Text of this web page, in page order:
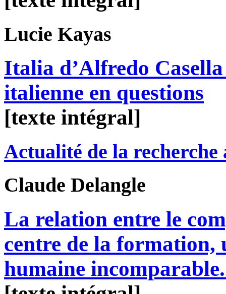
Lucie Kayas
Italia d’Alfredo
italienne en questions
[texte intégral]
Actualité de la recherche
Claude Delangle
La relation entre le
centre de la formation,
humaine